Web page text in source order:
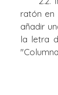
ratón en
añadir
la letra